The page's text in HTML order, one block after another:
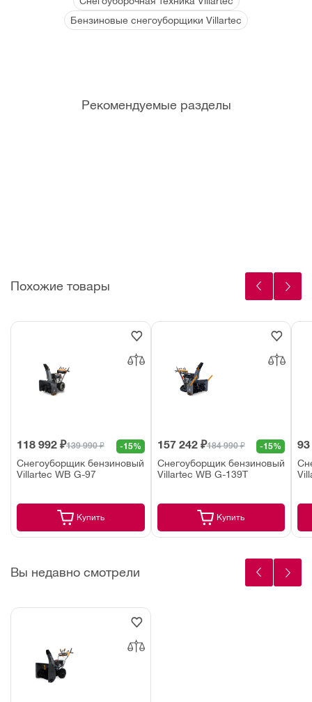
Бензиновые снегоуборщики Villartec
Рекомендуемые разделы
Похожие товары
118 992 ₽139 990 ₽ -15%
Снегоуборщик бензиновый
Villartec WB G-97
Купить
157 242 ₽184 990 ₽ -15%
Снегоуборщик бензиновый
Villartec WB G-139T
Купить
93
Вы недавно смотрели